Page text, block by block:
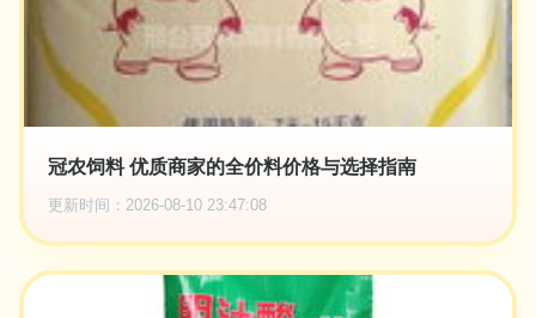
冠农饲料 优质商家的全价料价格与选择指南
更新时间：2026-08-10 23:47:08